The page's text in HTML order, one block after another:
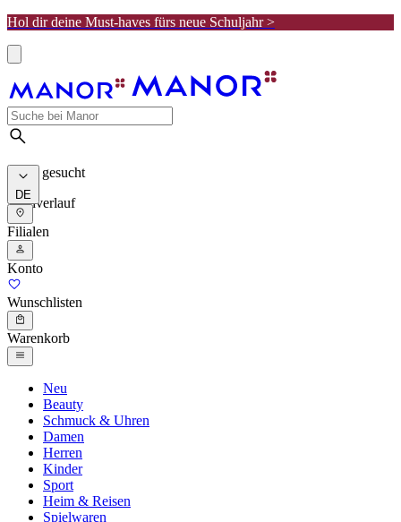
Hol dir deine Must-haves fürs neue Schuljahr >
Meist gesucht
Suchverlauf
DE
Filialen
Konto
Wunschlisten
Warenkorb
Neu
Beauty
Schmuck & Uhren
Damen
Herren
Kinder
Sport
Heim & Reisen
Spielwaren